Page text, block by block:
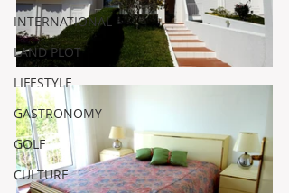
INTERNATIONAL
LAND PLOT
LIFESTYLE
GASTRONOMY
GOLF
CULTURE